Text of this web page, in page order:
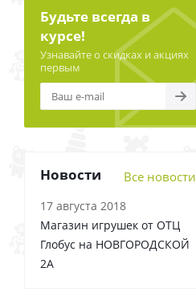
Будьте всегда в
курсе!
Узнавайте о скидках и акциях
первым
Новости Все новости
17 августа 2018
Магазин игрушек от ОТЦ
Глобус на НОВГОРОДСКОЙ
2А